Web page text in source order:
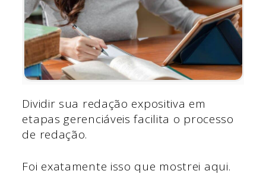
Dividir sua redação expositiva em
etapas gerenciáveis facilita o processo
de redação.
Foi exatamente isso que mostrei aqui.